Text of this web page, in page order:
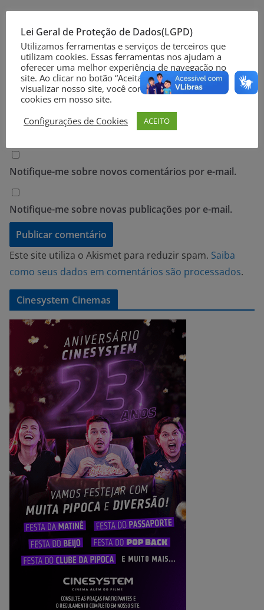
E-mail*
Site
Notifique-me sobre novos comentários por e-mail.
Notifique-me sobre novas publicações por e-mail.
Este site utiliza o Akismet para reduzir spam. Saiba
como seus dados em comentários são processados.
Cinesystem Cinemas
Lei Geral de Proteção de Dados(LGPD)
Utilizamos ferramentas e serviços de terceiros que
utilizam cookies. Essas ferramentas nos ajudam a
oferecer uma melhor experiência de navegação no
site. Ao clicar no botão “Aceitar” ou continuar a
visualizar nosso site, você concorda com o uso de
cookies em nosso site.
Configurações de Cookies
ACEITO